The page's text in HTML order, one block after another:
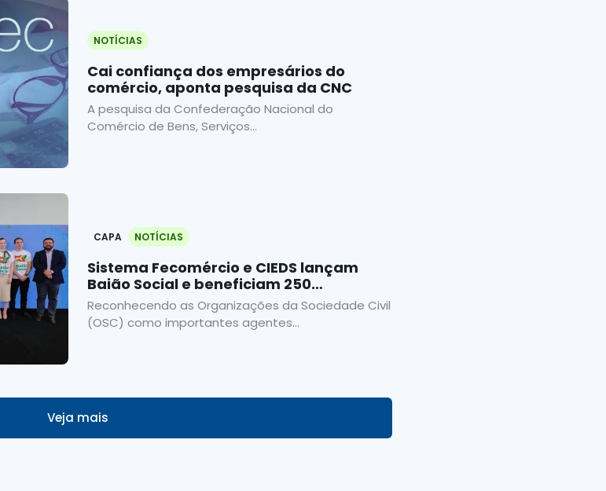
NOTÍCIAS
Cai confiança dos empresários do
comércio, aponta pesquisa da CNC
A pesquisa da Confederação Nacional do
Comércio de Bens, Serviços...
CAPA NOTÍCIAS
Sistema Fecomércio e CIEDS lançam
Baião Social e beneficiam 250
Organizações da Sociedade Civil
Reconhecendo as Organizações da Sociedade Civil
(OSC) como importantes agentes...
Veja mais